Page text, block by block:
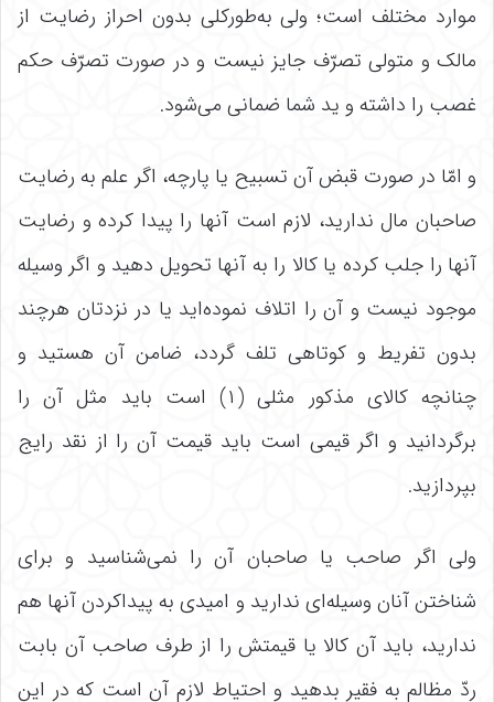
موارد مختلف است؛ ولی به‌طورکلی بدون احراز رضایت از
مالک و متولی تصرّف جایز نیست و در صورت تصرّف حکم
غصب را داشته و ید شما ضمانی می‌شود.
و امّا در صورت قبض آن تسبیح یا پارچه، اگر علم به رضایت
صاحبان مال ندارید، لازم است آنها را پیدا کرده و رضایت
آنها را جلب کرده یا کالا را به آنها تحویل دهید و اگر وسیله
موجود نیست و آن را اتلاف نموده‌اید یا در نزدتان هرچند
بدون تفریط و کوتاهی تلف گردد، ضامن آن هستید و
چنانچه کالای مذکور مثلی (۱) است باید مثل آن را
برگردانید و اگر قیمی است باید قیمت آن را از نقد رایج
بپردازید.
ولی اگر صاحب یا صاحبان آن را نمی‌شناسید و برای
شناختن آنان وسیله‌ای ندارید و امیدی به پیداکردن آنها هم
ندارید، باید آن کالا یا قیمتش را از طرف صاحب آن بابت
ردّ مظالم به فقیر بدهید و احتیاط لازم آن است که در این